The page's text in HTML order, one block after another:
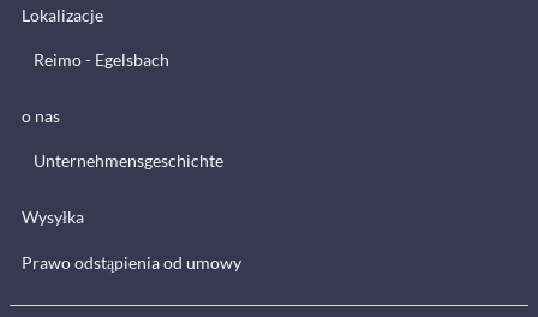
Lokalizacje
Reimo - Egelsbach
o nas
Unternehmensgeschichte
Wysyłka
Prawo odstąpienia od umowy